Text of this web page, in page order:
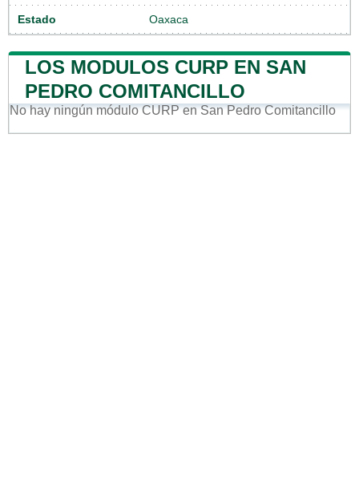
Estado Oaxaca
LOS MODULOS CURP EN SAN
PEDRO COMITANCILLO
No hay ningún módulo CURP en San Pedro Comitancillo